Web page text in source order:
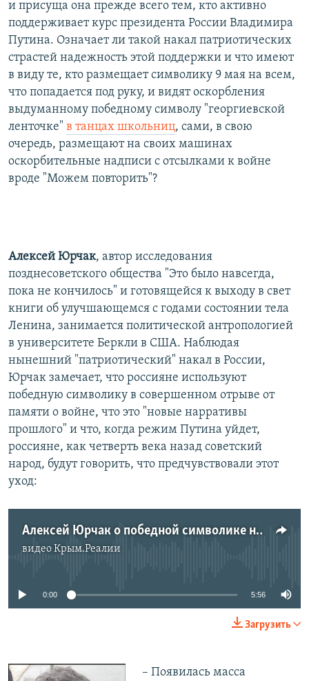
и присуща она прежде всего тем, кто активно
поддерживает курс президента России Владимира
Путина. Означает ли такой накал патриотических
страстей надежность этой поддержки и что имеют
в виду те, кто размещает символику 9 мая на всем,
что попадается под руку, и видят оскорбления
выдуманному победному символу "георгиевской
ленточке" в танцах школьниц, сами, в свою
очередь, размещают на своих машинах
оскорбительные надписи с отсылками к войне
вроде "Можем повторить"?
Алексей Юрчак, автор исследования
позднесоветского общества "Это было навсегда,
пока не кончилось" и готовящейся к выходу в свет
книги об улучшающемся с годами состоянии тела
Ленина, занимается политической антропологией
в университете Беркли в США. Наблюдая
нынешний "патриотический" накал в России,
Юрчак замечает, что россияне используют
победную символику в совершенном отрыве от
памяти о войне, что это "новые нарративы
прошлого" и что, когда режим Путина уйдет,
россияне, как четверть века назад советский
народ, будут говорить, что предчувствовали этот
уход:
Алексей Юрчак о победной символике на рекламе ночных клубов
видеоКрым.Реалии
0:00 5:56
Загрузить
– Появилась масса